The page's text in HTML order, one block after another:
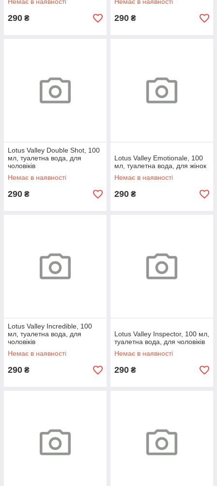
290 ₴ 290 ₴
Lotus Valley Double Shot, 100
мл, туалетна вода, для
чоловіків
Немає в наявності
290 ₴
Lotus Valley Emotionale, 100
мл, туалетна вода, для жінок
Немає в наявності
290 ₴
Lotus Valley Incredible, 100
мл, туалетна вода, для
чоловіків
Немає в наявності
290 ₴
Lotus Valley Inspector, 100 мл,
туалетна вода, для чоловіків
Немає в наявності
290 ₴